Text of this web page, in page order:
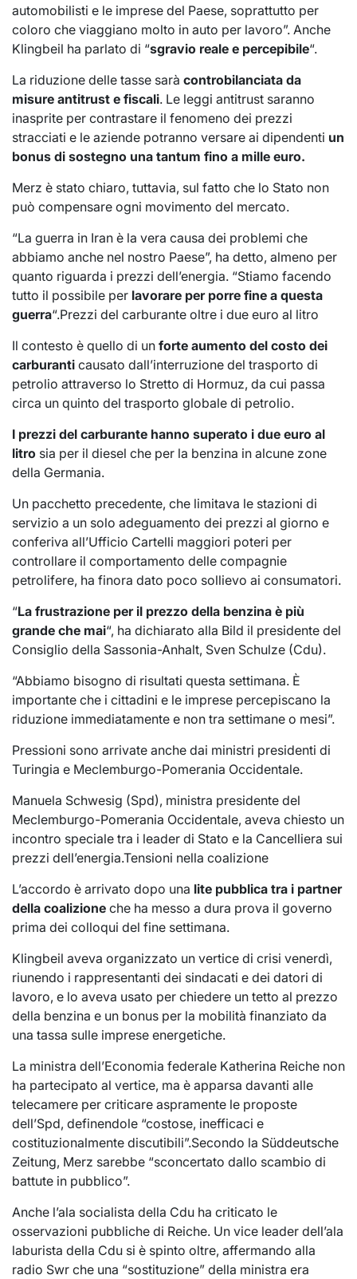
automobilisti e le imprese del Paese, soprattutto per
coloro che viaggiano molto in auto per lavoro”. Anche
Klingbeil ha parlato di “sgravio reale e percepibile“.
La riduzione delle tasse sarà controbilanciata da
misure antitrust e fiscali. Le leggi antitrust saranno
inasprite per contrastare il fenomeno dei prezzi
stracciati e le aziende potranno versare ai dipendenti un
bonus di sostegno una tantum fino a mille euro.
Merz è stato chiaro, tuttavia, sul fatto che lo Stato non
può compensare ogni movimento del mercato.
“La guerra in Iran è la vera causa dei problemi che
abbiamo anche nel nostro Paese”, ha detto, almeno per
quanto riguarda i prezzi dell’energia. “Stiamo facendo
tutto il possibile per lavorare per porre fine a questa
guerra“.Prezzi del carburante oltre i due euro al litro
Il contesto è quello di un forte aumento del costo dei
carburanti causato dall’interruzione del trasporto di
petrolio attraverso lo Stretto di Hormuz, da cui passa
circa un quinto del trasporto globale di petrolio.
I prezzi del carburante hanno superato i due euro al
litro sia per il diesel che per la benzina in alcune zone
della Germania.
Un pacchetto precedente, che limitava le stazioni di
servizio a un solo adeguamento dei prezzi al giorno e
conferiva all’Ufficio Cartelli maggiori poteri per
controllare il comportamento delle compagnie
petrolifere, ha finora dato poco sollievo ai consumatori.
“La frustrazione per il prezzo della benzina è più
grande che mai“, ha dichiarato alla Bild il presidente del
Consiglio della Sassonia-Anhalt, Sven Schulze (Cdu).
“Abbiamo bisogno di risultati questa settimana. È
importante che i cittadini e le imprese percepiscano la
riduzione immediatamente e non tra settimane o mesi”.
Pressioni sono arrivate anche dai ministri presidenti di
Turingia e Meclemburgo-Pomerania Occidentale.
Manuela Schwesig (Spd), ministra presidente del
Meclemburgo-Pomerania Occidentale, aveva chiesto un
incontro speciale tra i leader di Stato e la Cancelliera sui
prezzi dell’energia.Tensioni nella coalizione
L’accordo è arrivato dopo una lite pubblica tra i partner
della coalizione che ha messo a dura prova il governo
prima dei colloqui del fine settimana.
Klingbeil aveva organizzato un vertice di crisi venerdì,
riunendo i rappresentanti dei sindacati e dei datori di
lavoro, e lo aveva usato per chiedere un tetto al prezzo
della benzina e un bonus per la mobilità finanziato da
una tassa sulle imprese energetiche.
La ministra dell’Economia federale Katherina Reiche non
ha partecipato al vertice, ma è apparsa davanti alle
telecamere per criticare aspramente le proposte
dell’Spd, definendole “costose, inefficaci e
costituzionalmente discutibili”.Secondo la Süddeutsche
Zeitung, Merz sarebbe “sconcertato dallo scambio di
battute in pubblico”.
Anche l’ala socialista della Cdu ha criticato le
osservazioni pubbliche di Reiche. Un vice leader dell’ala
laburista della Cdu si è spinto oltre, affermando alla
radio Swr che una “sostituzione” della ministra era